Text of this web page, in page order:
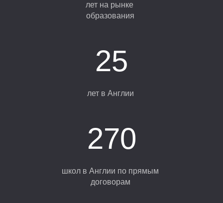
А
лет на рынке
образования
25
лет в Англии
270
школ в Англии по прямым
договорам